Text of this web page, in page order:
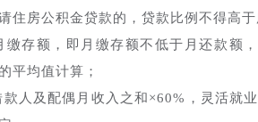
住房公积金贷款的，贷款比例不得高
缴存额，即月缴存额不低于月还款额
平均值计算；
款人及配偶月收入之和×60%，灵活就